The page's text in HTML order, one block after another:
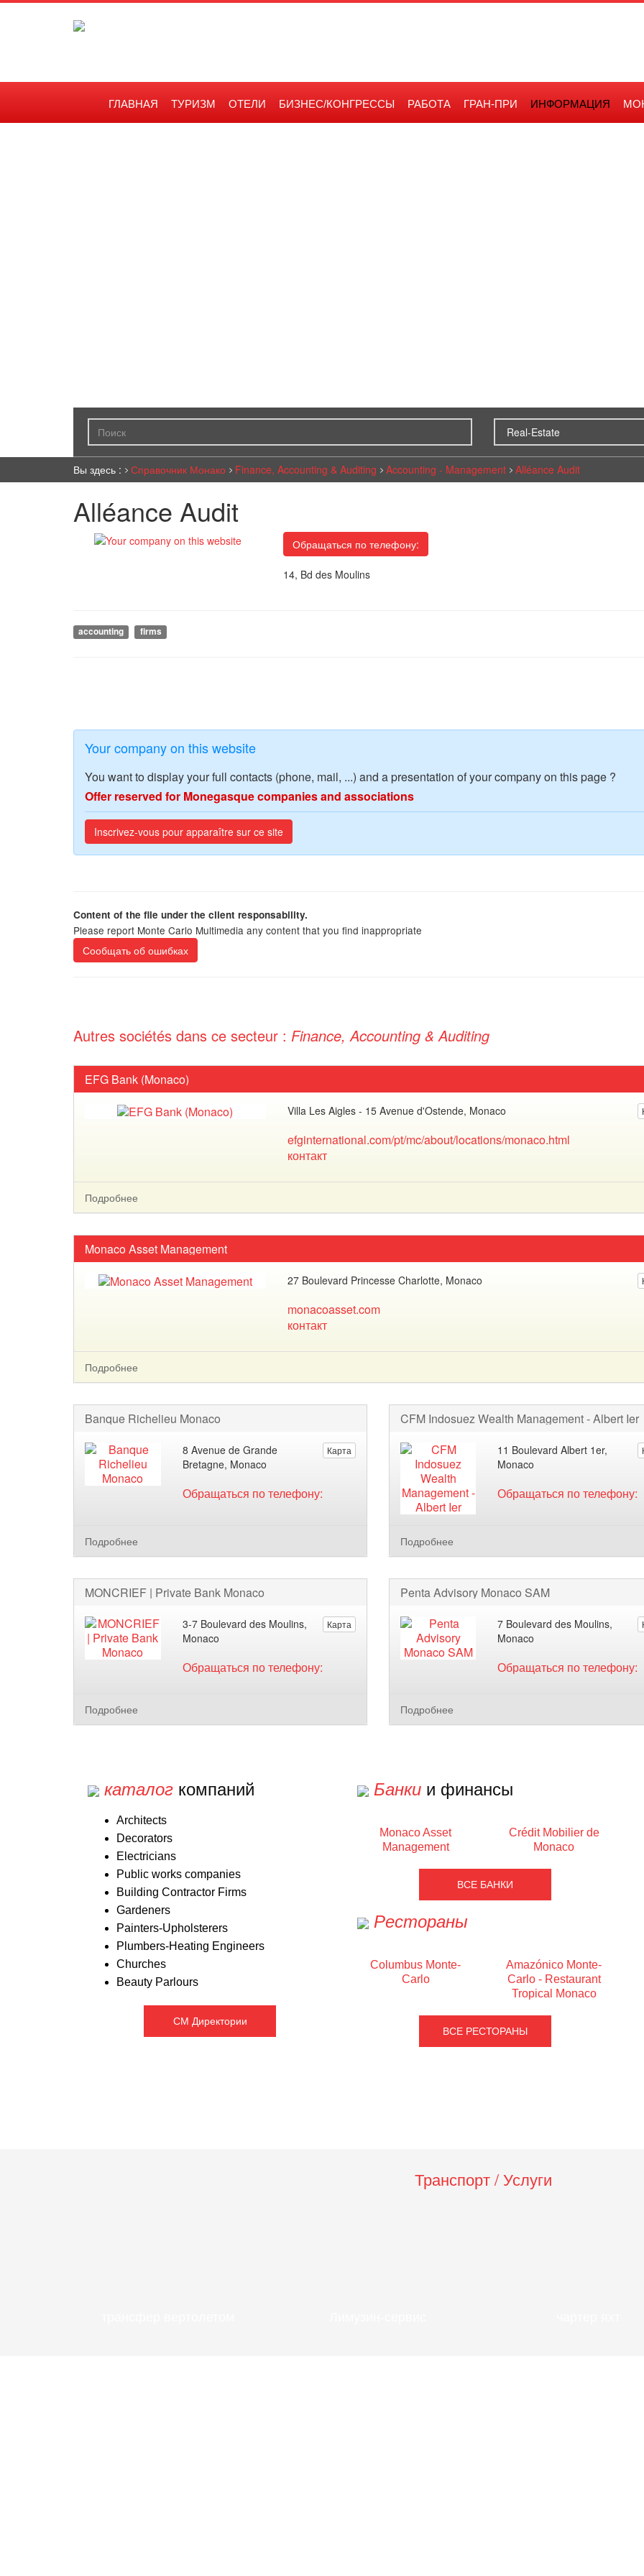
ГЛАВНАЯ ТУРИЗМ ОТЕЛИ БИЗНЕС/КОНГРЕССЫ РАБОТА ГРАН-ПРИ ИНФОРМАЦИЯ
Вы здесь : Справочник Монако Finance, Accounting & Auditing Accounting - Management Alléance Audit
Alléance Audit
Обращаться по телефону:
14, Bd des Moulins
accounting firms
Your company on this website
You want to display your full contacts (phone, mail, ...) and a presentation of your company on this page ?
Offer reserved for Monegasque companies and associations
Inscrivez-vous pour apparaître sur ce site
Content of the file under the client responsability.
Please report Monte Carlo Multimedia any content that you find inappropriate
Сообщать об ошибках
Autres sociétés dans ce secteur : Finance, Accounting & Auditing
EFG Bank (Monaco)
Villa Les Aigles - 15 Avenue d'Ostende, Monaco
efginternational.com/pt/mc/about/locations/monaco.html
контакт
Подробнее
Monaco Asset Management
27 Boulevard Princesse Charlotte, Monaco
monacoasset.com
контакт
Подробнее
Banque Richelieu Monaco
Карта
8 Avenue de Grande
Bretagne, Monaco
Обращаться по телефону:
Подробнее
CFM Indosuez Wealth Management - Albert Ier
11 Boulevard Albert 1er,
Monaco
Обращаться по телефону:
Подробнее
MONCRIEF | Private Bank Monaco
Карта
3-7 Boulevard des Moulins,
Monaco
Обращаться по телефону:
Подробнее
Penta Advisory Monaco SAM
7 Boulevard des Moulins,
Monaco
Обращаться по телефону:
Подробнее
каталог компаний
Architects
Decorators
Electricians
Public works companies
Building Contractor Firms
Gardeners
Painters-Upholsterers
Plumbers-Heating Engineers
Churches
Beauty Parlours
СМ Директории
Банки и финансы
Monaco Asset
Management
Crédit Mobilier de
Monaco
ВСЕ БАНКИ
Рестораны
Columbus Monte-
Carlo
Amazónico Monte-
Carlo - Restaurant
Tropical Monaco
ВСЕ РЕСТОРАНЫ
Транспорт / Услуги